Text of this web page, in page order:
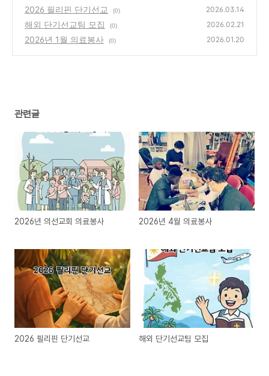
2026 필리핀 단기선교 (0) 2026.03.14
해외 단기선교팀 모집 (0) 2026.02.21
2026년 1월 의료봉사 (0) 2026.01.20
관련글
2026년 의선교회 의료봉사 2026년 4월 의료봉사
2026 필리핀 단기선교 해외 단기선교팀 모집